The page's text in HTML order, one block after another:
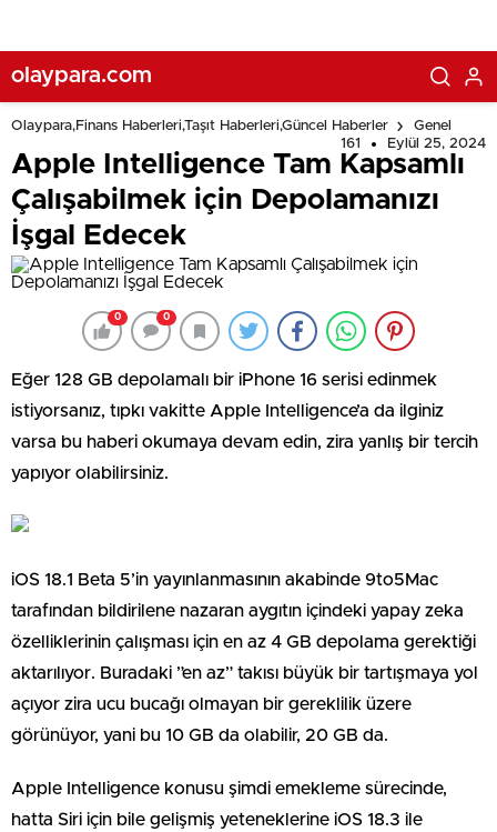
olaypara.com
Olaypara,Finans Haberleri,Taşıt Haberleri,Güncel Haberler
Genel
161
Eylül 25, 2024
Apple Intelligence Tam Kapsamlı
Çalışabilmek için Depolamanızı
İşgal Edecek
0 0
Eğer 128 GB depolamalı bir iPhone 16 serisi edinmek
istiyorsanız, tıpkı vakitte Apple Intelligence’a da ilginiz
varsa bu haberi okumaya devam edin, zira yanlış bir tercih
yapıyor olabilirsiniz.
iOS 18.1 Beta 5’in yayınlanmasının akabinde 9to5Mac
tarafından bildirilene nazaran aygıtın içindeki yapay zeka
özelliklerinin çalışması için en az 4 GB depolama gerektiği
aktarılıyor. Buradaki ”en az” takısı büyük bir tartışmaya yol
açıyor zira ucu bucağı olmayan bir gereklilik üzere
görünüyor, yani bu 10 GB da olabilir, 20 GB da.
Apple Intelligence konusu şimdi emekleme sürecinde,
hatta Siri için bile gelişmiş yeteneklerine iOS 18.3 ile